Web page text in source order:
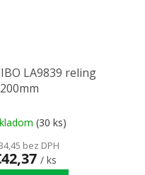
LA9839 reling
(30 ks)
bez DPH
/ ks